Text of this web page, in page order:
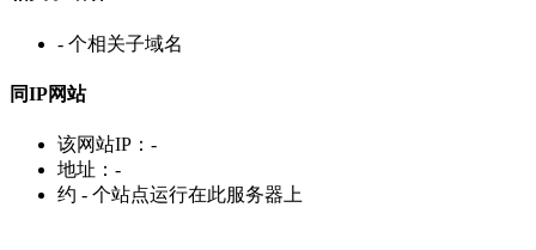
- 个相关子域名
同IP网站
该网站IP： -
地址： -
约 - 个站点运行在此服务器上